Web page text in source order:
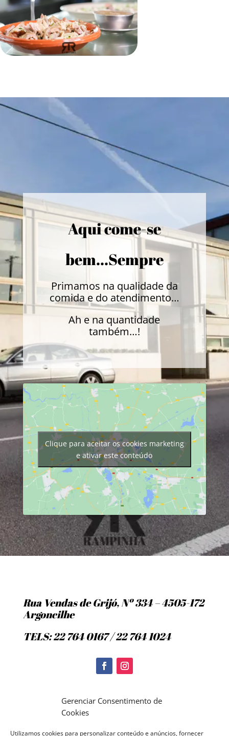
Gerenciar Consentimento de
Cookies
Utilizamos cookies para personalizar conteúdo e anúncios, fornecer
Aqui come-se
bem...Sempre
Primamos na qualidade da
comida e do atendimento…
Ah e na quantidade
também…!
Clique para aceitar os cookies marketing
e ativar este conteúdo
Rua Vendas de Grijó, Nº 334 – 4505-172
Argoncilhe
TELS: 22 764 0167 / 22 764 1024
Politica de Cookies